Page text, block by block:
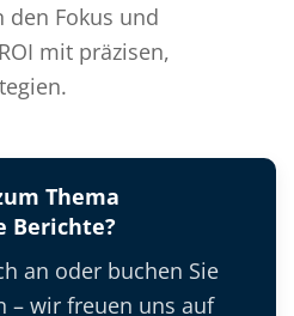
den Fokus und
mit präzisen,
Thema
Berichte?
an oder buchen Sie
– wir freuen uns auf